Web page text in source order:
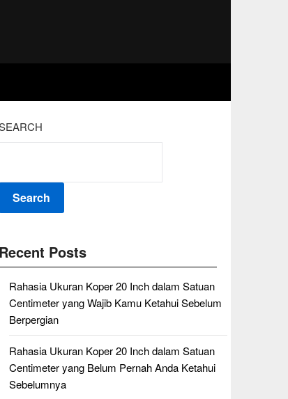
Search
Recent Posts
Rahasia Ukuran Koper 20 Inch dalam Satuan
Centimeter yang Wajib Kamu Ketahui Sebelum
Berpergian
Rahasia Ukuran Koper 20 Inch dalam Satuan
Centimeter yang Belum Pernah Anda Ketahui
Sebelumnya